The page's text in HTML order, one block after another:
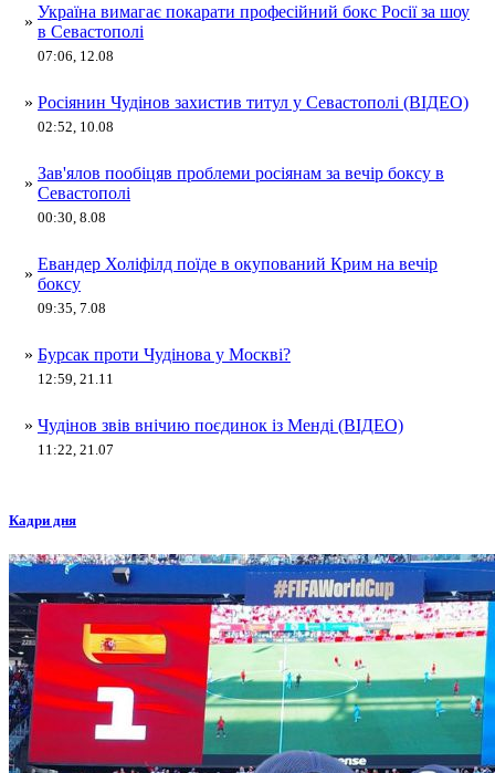
»
Україна вимагає покарати професійний бокс Росії за шоу
в Севастополі
07:06, 12.08
» Росіянин Чудінов захистив титул у Севастополі (ВІДЕО)
02:52, 10.08
»
Зав'ялов пообіцяв проблеми росіянам за вечір боксу в
Севастополі
00:30, 8.08
»
Евандер Холіфілд поїде в окупований Крим на вечір
боксу
09:35, 7.08
» Бурсак проти Чудінова у Москві?
12:59, 21.11
» Чудінов звів внічию поєдинок із Менді (ВІДЕО)
11:22, 21.07
Кадри дня